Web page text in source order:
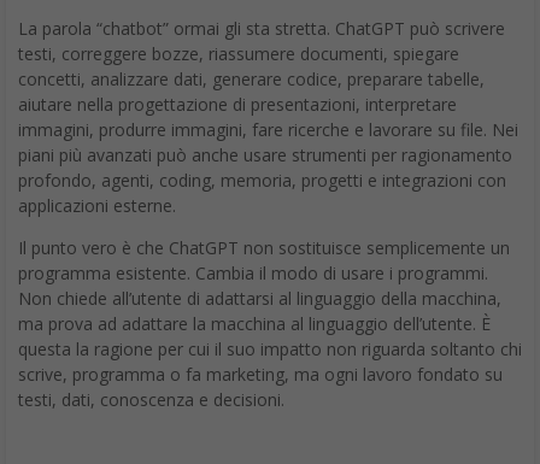
La parola “chatbot” ormai gli sta stretta. ChatGPT può scrivere
testi, correggere bozze, riassumere documenti, spiegare
concetti, analizzare dati, generare codice, preparare tabelle,
aiutare nella progettazione di presentazioni, interpretare
immagini, produrre immagini, fare ricerche e lavorare su file. Nei
piani più avanzati può anche usare strumenti per ragionamento
profondo, agenti, coding, memoria, progetti e integrazioni con
applicazioni esterne.
Il punto vero è che ChatGPT non sostituisce semplicemente un
programma esistente. Cambia il modo di usare i programmi.
Non chiede all’utente di adattarsi al linguaggio della macchina,
ma prova ad adattare la macchina al linguaggio dell’utente. È
questa la ragione per cui il suo impatto non riguarda soltanto chi
scrive, programma o fa marketing, ma ogni lavoro fondato su
testi, dati, conoscenza e decisioni.